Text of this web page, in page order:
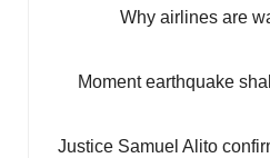
Why airlines are
Moment earthquake
Justice Samuel Alito